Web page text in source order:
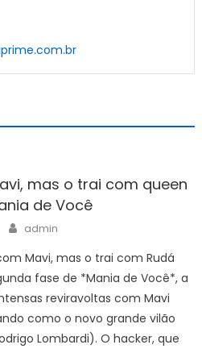
mas o trai com queen
de Você
Author
admin
Mavi, mas o trai com Rudá
fase de *Mania de Você*, a
reviravoltas com Mavi
como o novo grande vilão
Lombardi). O hacker, que